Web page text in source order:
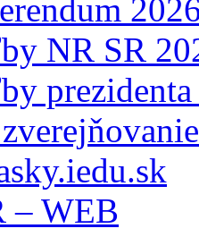
NR SR
– WEB